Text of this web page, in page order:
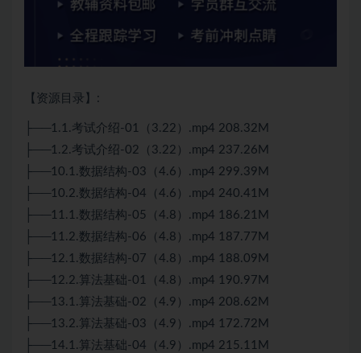
【资源目录】:
├──1.1.考试介绍-01（3.22）.mp4 208.32M
├──1.2.考试介绍-02（3.22）.mp4 237.26M
├──10.1.数据结构-03（4.6）.mp4 299.39M
├──10.2.数据结构-04（4.6）.mp4 240.41M
├──11.1.数据结构-05（4.8）.mp4 186.21M
├──11.2.数据结构-06（4.8）.mp4 187.77M
├──12.1.数据结构-07（4.8）.mp4 188.09M
├──12.2. 算法 基础-01（4.8）.mp4 190.97M
├──13.1. 算法 基础-02（4.9）.mp4 208.62M
├──13.2.算法基础-03（4.9）.mp4 172.72M
├──14.1.算法基础-04（4.9）.mp4 215.11M